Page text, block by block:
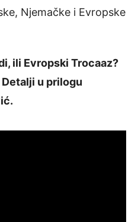
Njemačke i Evropske
ili Evropski Trocaaz?
u prilogu